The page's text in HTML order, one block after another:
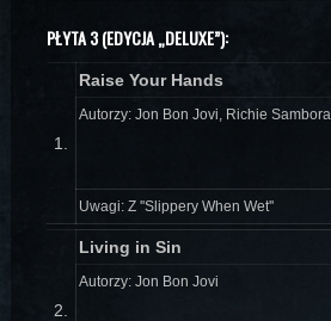
PŁYTA 3 (EDYCJA „DELUXE”):
1.
Raise Your Hands
Autorzy: Jon Bon Jovi, Richie Sambora
Uwagi: Z ''Slippery When Wet''
2.
Living in Sin
Autorzy: Jon Bon Jovi